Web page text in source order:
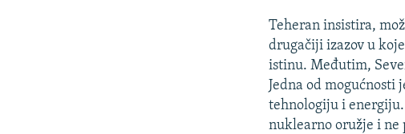
Teheran insistira,
drugačiji izazov u
istinu. Međutim,
Jedna od
tehnologiju i energiju.
nuklearno oružje i ne